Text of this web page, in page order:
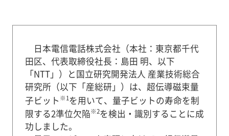
日本電信電話株式会社（本社：東京都千代
田区、代表取締役社長：島田 明、以下
「NTT」）と国立研究開発法人 産業技術総合
研究所（以下「産総研」）は、超伝導磁束量
子ビット ※1を用いて、量子ビットの寿命を制
限する2準位欠陥※2を検出・識別することに成
功しました。